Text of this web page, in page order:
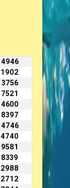
4946
1902
3756
7521
4600
8397
4746
4740
9581
8339
2988
2712